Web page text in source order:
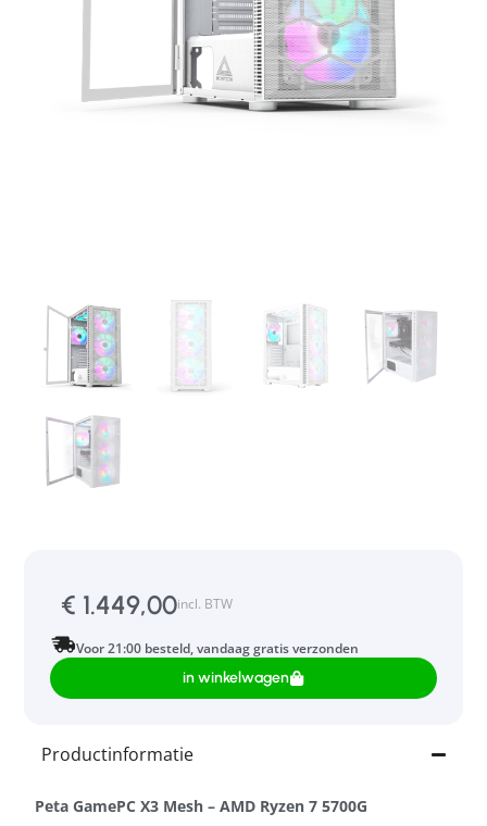
€ 1.449,00incl. BTW
Voor 21:00 besteld, vandaag gratis verzonden
in winkelwagen
Productinformatie
Peta GamePC X3 Mesh – AMD Ryzen 7 5700G